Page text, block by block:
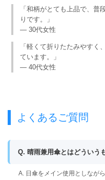
「和柄がとても上品で、普
りです。」
— 30代女性
「軽くて折りたたみやすく
ています。」
— 40代女性
よくあるご質問
Q. 晴雨兼用傘とはどういう
A. 日傘をメイン使用としなが